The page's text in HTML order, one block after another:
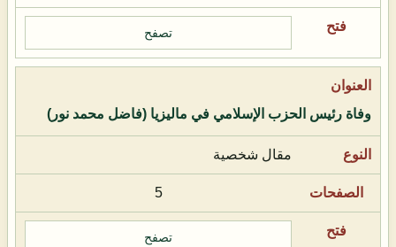
تصفح
وفاة رئيس الحزب الإسلامي في ماليزيا (فاضل محمد نور)
مقال شخصية
5
تصفح